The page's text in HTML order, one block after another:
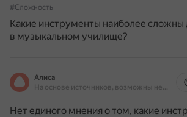
#Сложность
Какие инструменты наиболее сложны
в музыкальном училище?
Алиса
На основе источников, возможны неточности
Нет единого мнения о том, какие